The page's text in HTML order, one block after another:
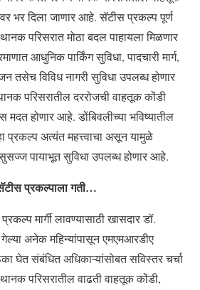
भर दिला जाणार आहे. सॅटीस प्रकल्प पूर्ण
परिसरात मोठा बदल पाहायला मिळणार
आधुनिक पार्किंग सुविधा, पादचारी मार्ग,
तसेच विविध नागरी सुविधा उपलब्ध होणार
परिसरातील दररोजची वाहतूक कोंडी
मदत होणार आहे. डोंबिवलीच्या भविष्यातील
प्रकल्प अत्यंत महत्त्वाचा असून यामुळे
पायाभूत सुविधा उपलब्ध होणार आहे.
सॅटीस प्रकल्पाला गती…
मार्गी लावण्यासाठी खासदार डॉ.
अनेक महिन्यांपासून एमएमआरडीए
घेत संबंधित अधिकाऱ्यांसोबत सविस्तर चर्चा
परिसरातील वाढती वाहतूक कोंडी,